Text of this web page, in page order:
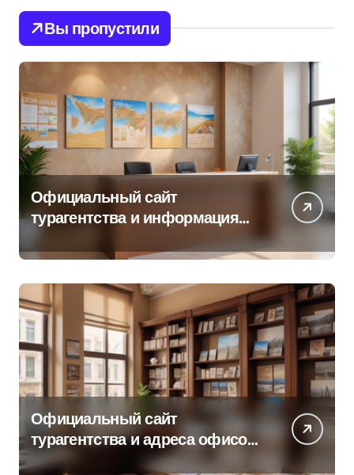
Вы пропустили
Официальный сайт
турагентства и информация
Официальный сайт
турагентства и адреса офисов
продаж по регионам